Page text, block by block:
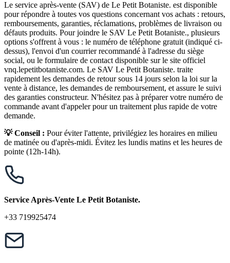
Le service après-vente (SAV) de Le Petit Botaniste. est disponible
pour répondre à toutes vos questions concernant vos achats : retours,
remboursements, garanties, réclamations, problèmes de livraison ou
défauts produits. Pour joindre le SAV Le Petit Botaniste., plusieurs
options s'offrent à vous : le numéro de téléphone gratuit (indiqué ci-
dessus), l'envoi d'un courrier recommandé à l'adresse du siège
social, ou le formulaire de contact disponible sur le site officiel
vnq.lepetitbotaniste.com. Le SAV Le Petit Botaniste. traite
rapidement les demandes de retour sous 14 jours selon la loi sur la
vente à distance, les demandes de remboursement, et assure le suivi
des garanties constructeur. N'hésitez pas à préparer votre numéro de
commande avant d'appeler pour un traitement plus rapide de votre
demande.
💡 Conseil : Pour éviter l'attente, privilégiez les horaires en milieu
de matinée ou d'après-midi. Évitez les lundis matins et les heures de
pointe (12h-14h).
Service Après-Vente Le Petit Botaniste.
+33 719925474